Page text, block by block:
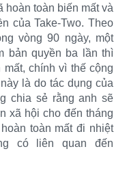
hoàn toàn biến mất và
của Take-Two. Theo
vòng 90 ngày, một
bản quyền ba lần thì
chính vì thế cộng
là do tác dụng của
chia sẻ rằng anh sẽ
xã hội cho đến tháng
toàn mất đi nhiệt
có liên quan đến